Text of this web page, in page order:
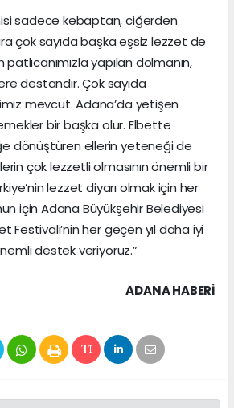
sadece kebaptan, ciğerden
çok sayıda başka eşsiz lezzet de
yapılan dolmanın,
destandır. Çok sayıda
mevcut. Adana’da yetişen
bir başka olur. Elbette
dönüştüren ellerin yeteneği de
çok lezzetli olmasının önemli bir
lezzet diyarı olmak için her
için Adana Büyükşehir Belediyesi
Festivali’nin her geçen yıl daha iyi
destek veriyoruz.”
ADANA HABERİ